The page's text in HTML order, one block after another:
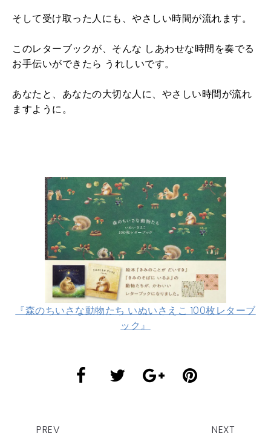
そして受け取った人にも、やさしい時間が流れます。
このレターブックが、そんな しあわせな時間を奏でる
お手伝いができたら うれしいです。
あなたと、あなたの大切な人に、やさしい時間が流れ
ますように。
『森のちいさな動物たち いぬいさえこ 100枚レターブ
ック』
PREV NEXT